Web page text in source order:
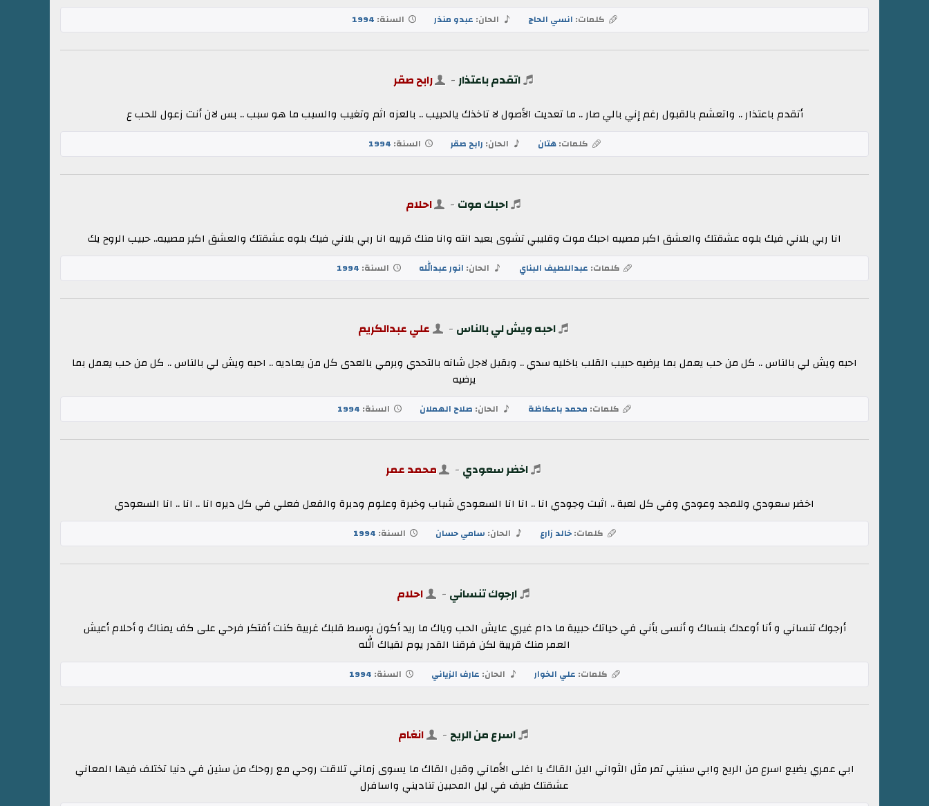
كلمات: انسي الحاج الحان: عبدو منذر السنة: 1994
اتقدم باعتذار- رابح صقر
أتقدم باعتذار .. واتعشم بالقبول رغم إني بالي صار .. ما تعديت الأصول لا تاخذك يالحبيب .. بالعزه اثم وتغيب والسبب ما هو سبب .. بس لان أنت زعول للحب ع
كلمات:هتان الحان: رابح صقر السنة: 1994
احبك موت - احلام
انا ربي بلاني فيك بلوه عشقتك والعشق اكبر مصيبه احبك موت وقليبي تشوى بعيد انته وانا منك قريبه انا ربي بلاني فيك بلوه عشقتك والعشق اكبر مصيبه.. حبيب الروح يك
كلمات: عبداللطيف البناي الحان: انور عبدالله السنة: 1994
احبه ويش لي بالناس - علي عبدالكريم
احبه ويش لي بالناس .. كل من حب يعمل بما يرضيه حبيب القلب باخليه سدي .. وبقبل لاجل شانه بالتحدي وبرمي بالعدى كل من يعاديه .. احبه ويش لي بالناس .. كل من حب يعمل بما
يرضيه
كلمات: محمد باعكاظة الحان: صلاح الهملان السنة: 1994
اخضر سعودي - محمد عمر
اخضر سعودي وللمجد وعودي وفي كل لعبة .. اثبت وجودي انا .. انا انا السعودي شباب وخبرة وعلوم ودبرة والفعل فعلي في كل ديره انا .. انا .. انا السعودي
كلمات:خالد زارع الحان: سامي حسان السنة: 1994
ارجوك تنساني - احلام
أرجوك تنساني و أنا أوعدك بنساك و أنسى بأني في حياتك حبيبة ما دام غيري عايش الحب وياك ما ريد أكون بوسط قلبك غريبة كنت أفتكر فرحي على كف يمناك و أحلام أعيش
العمر منك قريبة لكن فرقنا القدر يوم لقياك الله
كلمات: علي الخوار الحان: عارف الزياني السنة: 1994
اسرع من الريح - انغام
ابي عمري يضيع اسرع من الريح وابي سنيني تمر مثل الثواني الين القاك يا اغلى الأماني وقبل القاك ما يسوى زماني تلاقت روحي مع روحك من سنين في دنيا تختلف فيها المعاني
عشقتك طيف في ليل المحبين تناديني واسافرل